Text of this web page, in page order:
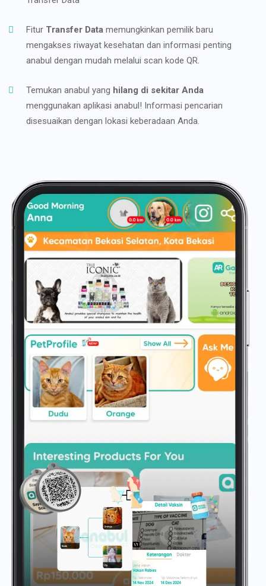
Fitur Transfer Data memungkinkan pemilik baru
mengakses riwayat kesehatan dan informasi penting
anabul dengan mudah melalui scan kode QR.
Temukan anabul yang hilang di sekitar Anda
menggunakan aplikasi anabul! Informasi pencarian
disesuaikan dengan lokasi keberadaan Anda.